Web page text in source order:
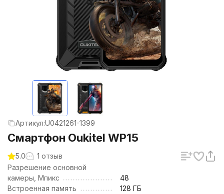
Артикул:U0421261-1399
Смартфон Oukitel WP15
5.0
1 отзыв
Разрешение основной
камеры, Мпикс
48
Встроенная память
128 ГБ